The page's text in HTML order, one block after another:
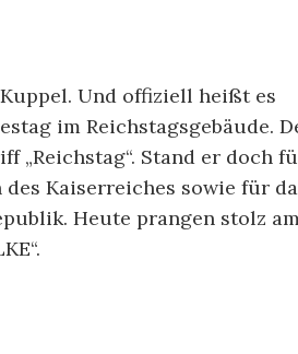
Und offiziell heißt es
im Reichstagsgebäude.
„Reichstag“. Stand er doch
Kaiserreiches sowie für
Heute prangen stolz